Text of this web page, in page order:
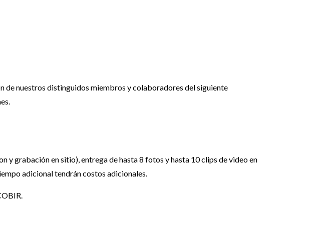
de nuestros distinguidos miembros y colaboradores del siguiente
y grabación en sitio), entrega de hasta 8 fotos y hasta 10 clips de video en
adicional tendrán costos adicionales.